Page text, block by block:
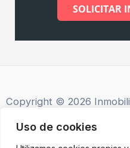
Uso de cookies
SOLICITAR
Copyright © 2026